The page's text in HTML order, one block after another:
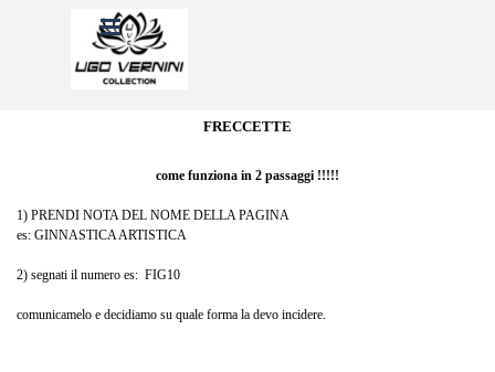
Salta menù
FRECCETTE
come funziona in 2 passaggi !!!!!
1) PRENDI NOTA DEL NOME DELLA PAGINA
es: GINNASTICA ARTISTICA
2) segnati il numero es: FIG10
comunicamelo e decidiamo su quale forma la devo incidere.